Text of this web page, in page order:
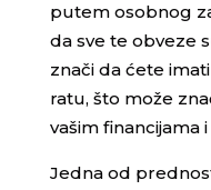
putem osobnog
da sve te obveze
znači da ćete
ratu, što može
vašim financijama
Jedna od